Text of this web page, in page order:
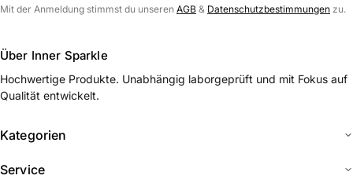
Mit der Anmeldung stimmst du unseren AGB & Datenschutzbestimmungen zu.
Über Inner Sparkle
Hochwertige Produkte. Unabhängig laborgeprüft und mit Fokus auf
Qualität entwickelt.
Kategorien
Service